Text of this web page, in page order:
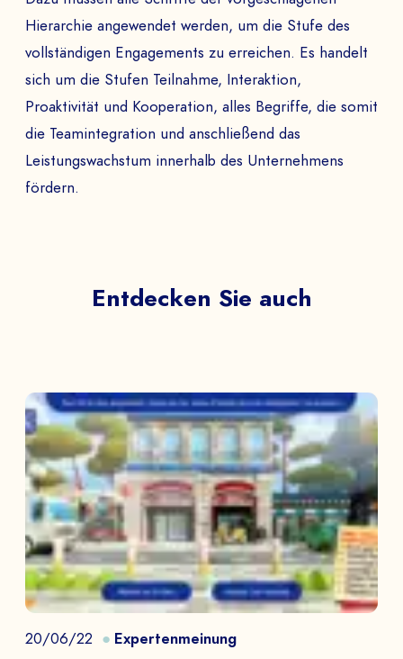
Hierarchie angewendet werden, um die Stufe des
vollständigen Engagements zu erreichen. Es handelt
sich um die Stufen Teilnahme, Interaktion,
Proaktivität und Kooperation, alles Begriffe, die somit
die Teamintegration und anschließend das
Leistungswachstum innerhalb des Unternehmens
fördern.
Entdecken Sie auch
20/06/22 Expertenmeinung